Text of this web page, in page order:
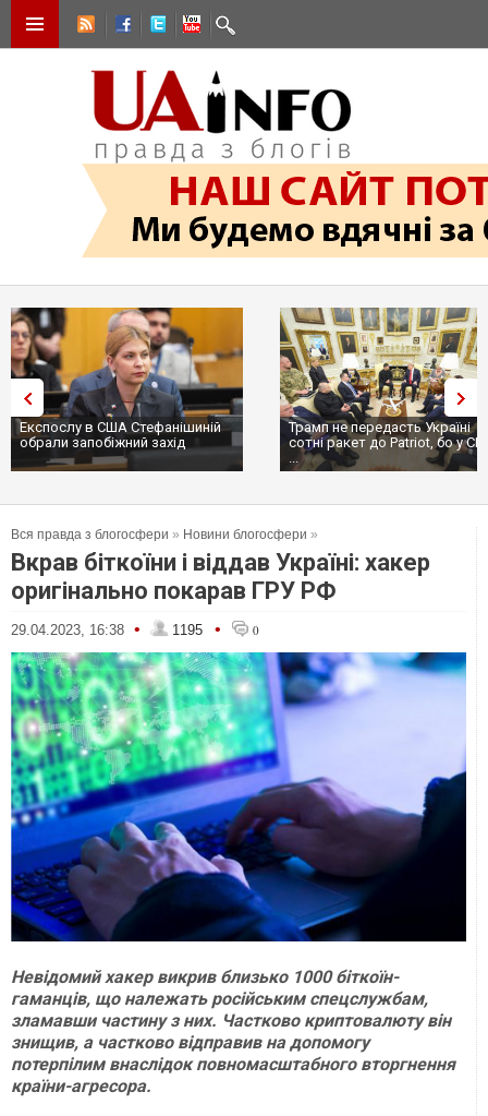
Експослу в США Стефанішиній
обрали запобіжний захід
Трамп не передасть Україні
сотні ракет до Patriot, бо у
...
Вся правда з блогосфери » Новини блогосфери »
Вкрав біткоїни і віддав Україні: хакер
оригінально покарав ГРУ РФ
29.04.2023, 16:38 • 1195 • 0
Невідомий хакер викрив близько 1000 біткоїн-
гаманців, що належать російським спецслужбам,
зламавши частину з них. Частково криптовалюту він
знищив, а частково відправив на допомогу
потерпілим внаслідок повномасштабного вторгнення
країни-агресора.